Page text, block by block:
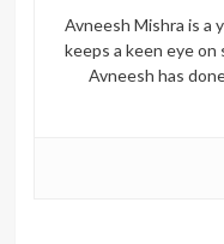
Avneesh Mishra is a
keeps a keen eye
Avneesh has